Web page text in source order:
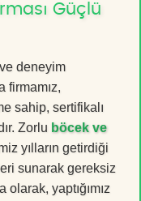
Güçlü
deneyim
firmamız,
sahip, sertifikalı
Zorlu böcek ve
yılların getirdiği
sunarak gereksiz
yaptığımız